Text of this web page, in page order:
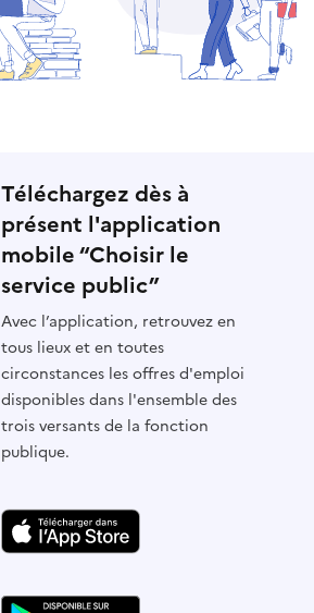
Téléchargez dès à
présent l'application
mobile “Choisir le
service public”
Avec l’application, retrouvez en
tous lieux et en toutes
circonstances les offres d'emploi
disponibles dans l'ensemble des
trois versants de la fonction
publique.